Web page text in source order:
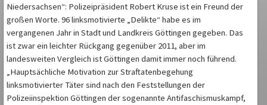
Niedersachsen“: Polizeipräsident Robert Kruse ist ein Freund der
großen Worte. 96 linksmotivierte „Delikte“ habe es im
vergangenen Jahr in Stadt und Landkreis Göttingen gegeben. Das
ist zwar ein leichter Rückgang gegenüber 2011, aber im
landesweiten Vergleich ist Göttingen damit immer noch führend.
„Hauptsächliche Motivation zur Straftatenbegehung
linksmotivierter Täter sind nach den Feststellungen der
Polizeiinspektion Göttingen der sogenannte Antifaschismuskampf,